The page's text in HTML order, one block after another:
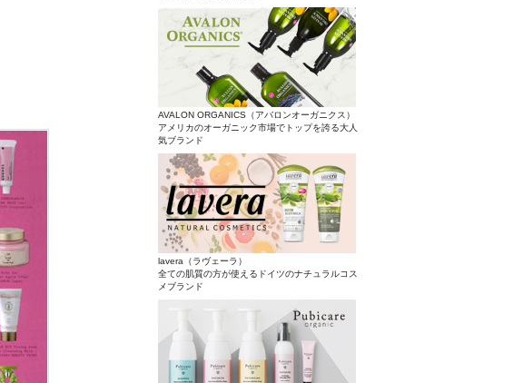
AVALON ORGANICS（アバロンオーガニクス）
アメリカのオーガニック市場でトップを誇る大人
気ブランド
lavera（ラヴェーラ）
全ての肌質の方が使えるドイツのナチュラルコス
メブランド